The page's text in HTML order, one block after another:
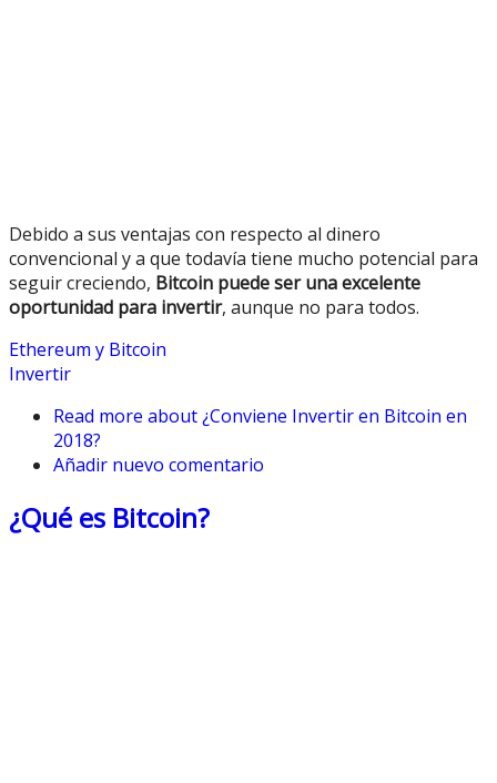
Debido a sus ventajas con respecto al dinero
convencional y a que todavía tiene mucho potencial para
seguir creciendo, Bitcoin puede ser una excelente
oportunidad para invertir, aunque no para todos.
Ethereum y Bitcoin
Invertir
Read more about ¿Conviene Invertir en Bitcoin en
2018?
Añadir nuevo comentario
¿Qué es Bitcoin?